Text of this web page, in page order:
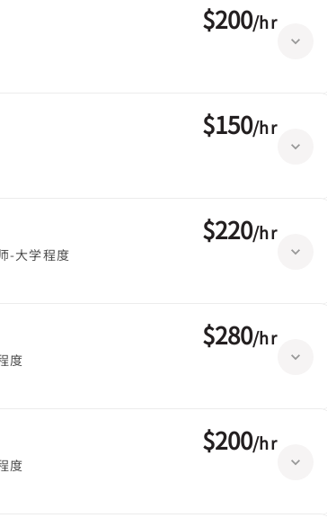
$200/hr
$150/hr
-大学程度
$220/hr
度
$280/hr
度
$200/hr